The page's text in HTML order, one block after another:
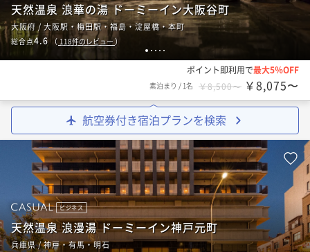
1 2 3 4 5
天然温泉 浪華の湯 ドーミーイン大阪谷町
大阪府 / 大阪駅・梅田駅・福島・淀屋橋・本町
総合点4.6（ 118件のレビュー）
ポイント即利用で最大5％OFF
素泊まり / 1名 ￥8,500〜 ￥8,075〜
航空券付き宿泊プランを検索
ビジネス
天然温泉 浪漫湯 ドーミーイン神戸元町
兵庫県 / 神戸・有馬・明石